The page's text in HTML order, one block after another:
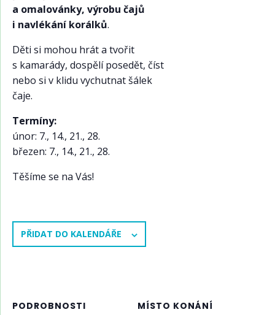
a omalovánky, výrobu čajů
i navlékání korálků.
Děti si mohou hrát a tvořit
s kamarády, dospělí posedět, číst
nebo si v klidu vychutnat šálek
čaje.
Termíny:
únor: 7., 14., 21., 28.
březen: 7., 14., 21., 28.
Těšíme se na Vás!
PŘIDAT DO KALENDÁŘE
PODROBNOSTI MÍSTO KONÁNÍ